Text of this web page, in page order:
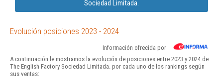
Sociedad Limitada.
Evolución posiciones 2023 - 2024
Información ofrecida por
A continuación le mostramos la evolución de posiciones entre 2023 y 2024 de
The English Factory Sociedad Limitada. por cada uno de los rankings según
sus ventas: